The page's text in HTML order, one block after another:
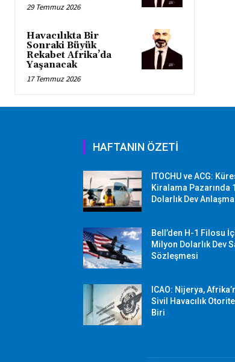
29 Temmuz 2026
Havacılıkta Bir
Sonraki Büyük
Rekabet Afrika’da
Yaşanacak
17 Temmuz 2026
HAFTANIN ÖZETİ
ITOCHU ve ACG:
Kiralama Pazarında
Dolarlık Dev Anlaşma
Bell’den H-1 Filosu
Milyon Dolarlık Dev
Sözleşmesi
ICAO: Nijerya,
Sivil Havacılık
Biri